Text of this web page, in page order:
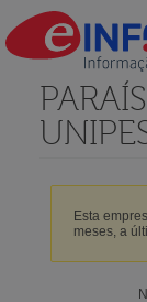
Esta
meses, a